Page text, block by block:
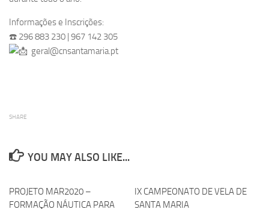
Informações e Inscrições:
☎️ 296 883 230 | 967 142 305
geral@cnsantamaria.pt
SHARE
YOU MAY ALSO LIKE...
PROJETO MAR2020 –
FORMAÇÃO NÁUTICA PARA
IX CAMPEONATO DE VELA DE
SANTA MARIA